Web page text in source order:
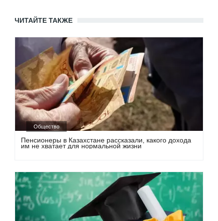
ЧИТАЙТЕ ТАКЖЕ
Общество
Пенсионеры в Казахстане рассказали, какого дохода
им не хватает для нормальной жизни